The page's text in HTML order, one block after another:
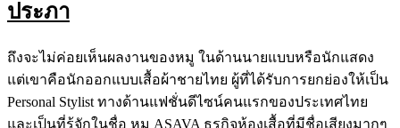
ประภา
ถึงจะไม่ค่อยเห็นผลงานของหมู ในด้านนายแบบหรือนักแสดง
แต่เขาคือนักออกแบบเสื้อผ้าชายไทย ผู้ที่ได้รับการยกย่องให้เป็น
Personal Stylist ทางด้านแฟชั่นดีไซน์คนแรกของประเทศไทย
และเป็นที่รู้จักในชื่อ หมู ASAVA ธุรกิจห้องเสื้อที่มีชื่อเสียงมากๆ